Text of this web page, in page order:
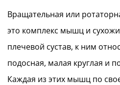
Вращательная или
это комплекс мышц и
плечевой сустав, к ним
подосная, малая круглая и
Каждая из этих мышц по